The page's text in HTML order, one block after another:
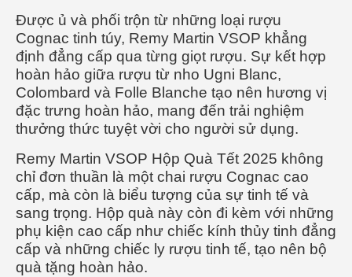
Được ủ và phối trộn từ những loại rượu
Cognac tinh túy, Remy Martin VSOP khẳng
định đẳng cấp qua từng giọt rượu. Sự kết hợp
hoàn hảo giữa rượu từ nho Ugni Blanc,
Colombard và Folle Blanche tạo nên hương vị
đặc trưng hoàn hảo, mang đến trải nghiệm
thưởng thức tuyệt vời cho người sử dụng.
Remy Martin VSOP Hộp Quà Tết 2025 không
chỉ đơn thuần là một chai rượu Cognac cao
cấp, mà còn là biểu tượng của sự tinh tế và
sang trọng. Hộp quà này còn đi kèm với những
phụ kiện cao cấp như chiếc kính thủy tinh đẳng
cấp và những chiếc ly rượu tinh tế, tạo nên bộ
quà tặng hoàn hảo.